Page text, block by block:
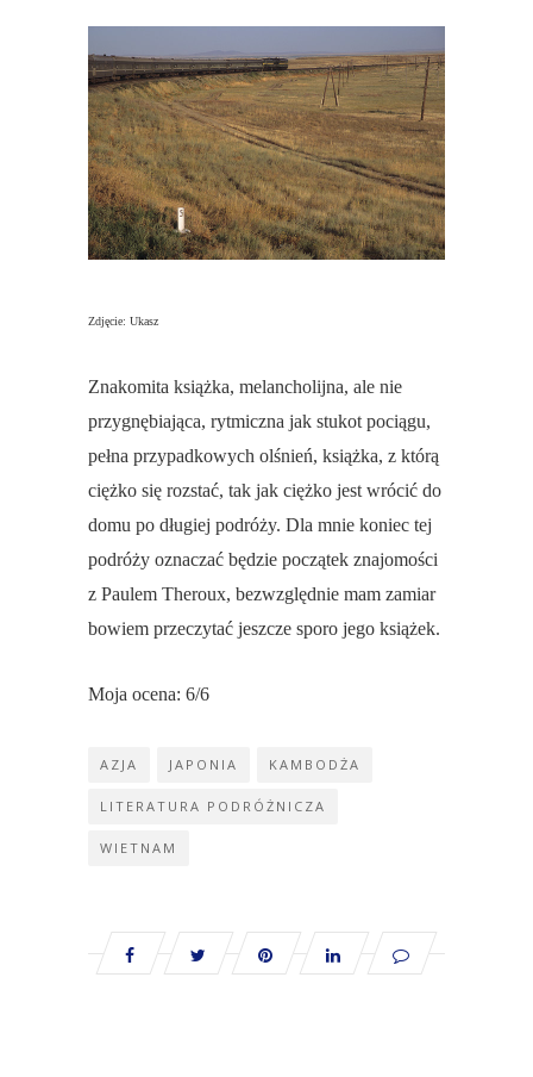
Zdjęcie: Ukasz
Znakomita książka, melancholijna, ale nie
przygnębiająca, rytmiczna jak stukot pociągu,
pełna przypadkowych olśnień, książka, z którą
ciężko się rozstać, tak jak ciężko jest wrócić do
domu po długiej podróży. Dla mnie koniec tej
podróży oznaczać będzie początek znajomości
z Paulem Theroux, bezwzględnie mam zamiar
bowiem przeczytać jeszcze sporo jego książek.
Moja ocena: 6/6
AZJA JAPONIA KAMBODŻA
LITERATURA PODRÓŻNICZA
WIETNAM